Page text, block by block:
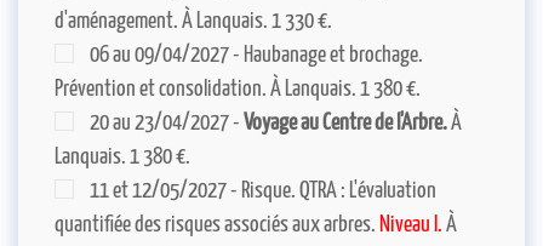
d'aménagement. À Lanquais. 1 330 €.
06 au 09/04/2027 - Haubanage et brochage.
Prévention et consolidation. À Lanquais. 1 380 €.
20 au 23/04/2027 - Voyage au Centre de l'Arbre.À
Lanquais. 1 380 €.
11 et 12/05/2027 - Risque. QTRA : L'évaluation
quantifiée des risques associés aux arbres. Niveau I. À